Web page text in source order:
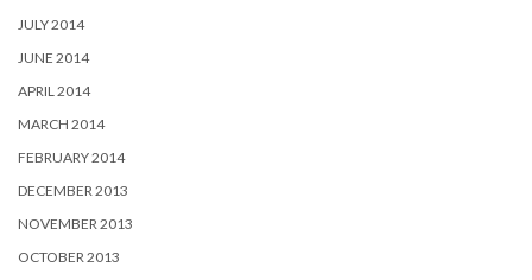
JULY 2014
JUNE 2014
APRIL 2014
MARCH 2014
FEBRUARY 2014
DECEMBER 2013
NOVEMBER 2013
OCTOBER 2013